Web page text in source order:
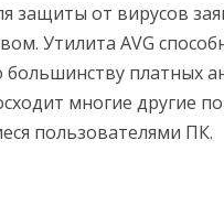
защиты от вирусов
Утилита AVG
платных
многие другие
пользователями ПК.